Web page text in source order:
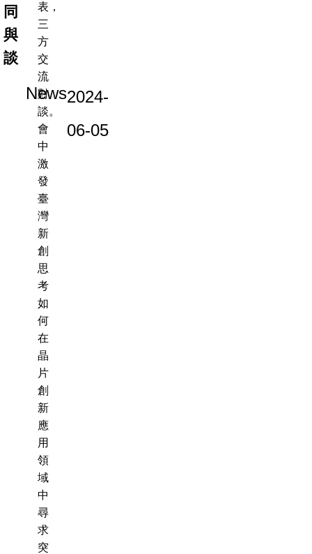
同
與
談
News2024-
06-05
表，
三
方
交
流
對
談。
會
中
激
發
臺
灣
新
創
思
考
如
何
在
晶
片
創
新
應
用
領
域
中
尋
求
突